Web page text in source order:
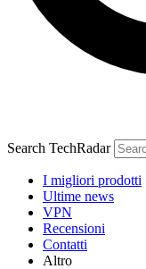
Search TechRadar
I migliori prodotti
Ultime news
VPN
Recensioni
Contatti
Altro